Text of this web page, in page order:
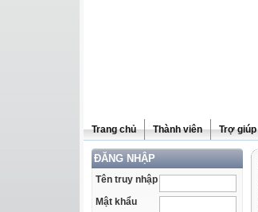
Trang chủ Thành viên Trợ giúp
ĐĂNG NHẬP
Tên truy nhập
Mật khẩu